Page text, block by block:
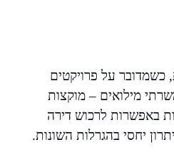
על פרויקטים
מילואים – מוקצות
באפשרות לרכוש דירה
יחסי בהגרלות השונות.